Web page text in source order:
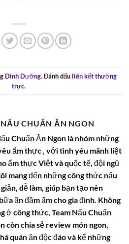
Dinh Dưỡng. Đánh dấu liên kết thường
trực.
CHUẨN ĂN NGON
Chuẩn Ăn Ngon là nhóm những
ẩm thực , với tình yêu mãnh liệt
ẩm thực Việt và quốc tế, đội ngũ
mang đến những công thức nấu
dễ làm, giúp bạn tạo nên
ăn đầm ấm cho gia đình. Không
ở công thức, Team Nấu Chuẩn
còn chia sẻ review món ngon,
quán ăn độc đáo và kể những